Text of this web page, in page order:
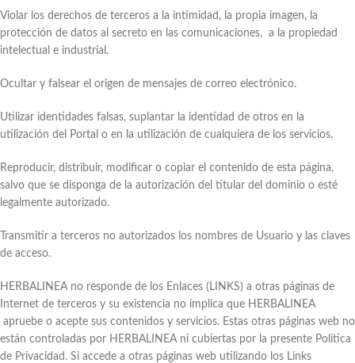
Violar los derechos de terceros a la intimidad, la propia imagen, la
protección de datos al secreto en las comunicaciones, a la propiedad
intelectual e industrial.
Ocultar y falsear el origen de mensajes de correo electrónico.
Utilizar identidades falsas, suplantar la identidad de otros en la
utilización del Portal o en la utilización de cualquiera de los servicios.
Reproducir, distribuir, modificar o copiar el contenido de esta página,
salvo que se disponga de la autorización del titular del dominio o esté
legalmente autorizado.
Transmitir a terceros no autorizados los nombres de Usuario y las claves
de acceso.
HERBALINEA no responde de los Enlaces (LINKS) a otras páginas de
Internet de terceros y su existencia no implica que HERBALINEA
apruebe o acepte sus contenidos y servicios. Estas otras páginas web no
están controladas por HERBALINEA ni cubiertas por la presente Política
de Privacidad. Si accede a otras páginas web utilizando los Links